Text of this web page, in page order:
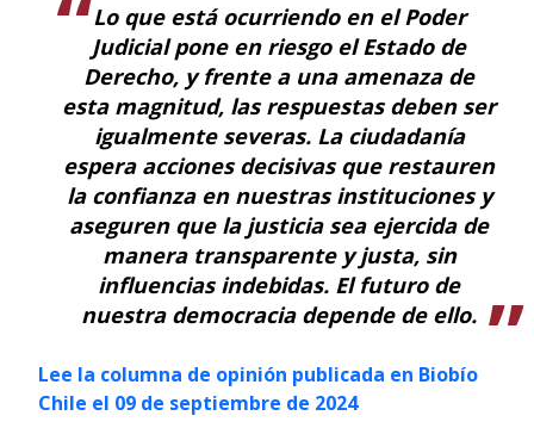
Lo que está ocurriendo en el Poder
Judicial pone en riesgo el Estado de
Derecho, y frente a una amenaza de
esta magnitud, las respuestas deben ser
igualmente severas. La ciudadanía
espera acciones decisivas que restauren
la confianza en nuestras instituciones y
aseguren que la justicia sea ejercida de
manera transparente y justa, sin
influencias indebidas. El futuro de
nuestra democracia depende de ello.
Lee la columna de opinión publicada en Biobío
Chile el 09 de septiembre de 2024